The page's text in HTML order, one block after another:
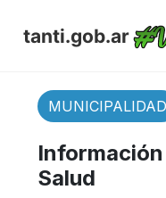
tanti.gob.ar
MUNICIPALIDAD
Salud